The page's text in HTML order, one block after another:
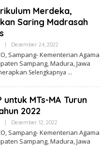
Merdeka,
Saring Madrasah
Desember 24, 2022Oleh
Sampang- Kementerian Agama
Sampang, Madura, Jawa
Selengkapnya
untuk MTs-MA Turun
2022
Desember 12, 2022Oleh
Sampang- Kementerian Agama
Sampang, Madura, Jawa